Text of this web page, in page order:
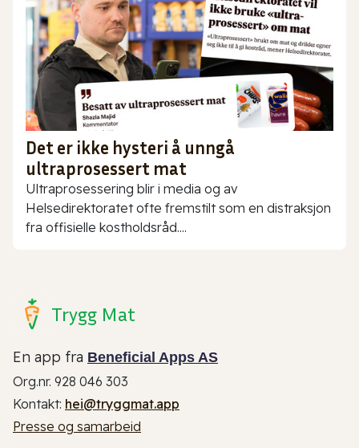
Det er ikke hysteri å unngå
ultraprosessert mat
Ultraprosessering blir i media og av
Helsedirektoratet ofte fremstilt som en distraksjon
fra offisielle kostholdsråd....
Trygg Mat
En app fra Beneficial Apps AS
Org.nr. 928 046 303
Kontakt: hei@tryggmat.app
Presse og samarbeid